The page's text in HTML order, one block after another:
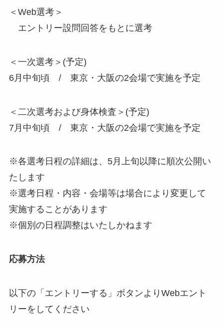
＜Web選考＞
エントリー設問回答をもとに選考
＜一次選考＞(予定)
6月中旬頃 / 東京・大阪の2会場で実施を予定
＜二次選考および身体検査＞(予定)
7月中旬頃 / 東京・大阪の2会場で実施を予定
※各選考日程の詳細は、5月上旬以降に順次公開い
たします
※選考⽇程・内容・会場等は場合により変更して
実施することがあります
※個別の日程調整はいたしかねます
応募方法
以下の「エントリーする」ボタンよりWebエント
リーをしてください